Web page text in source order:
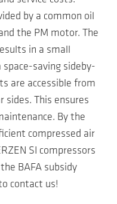
by a common oil
the PM motor. The
in a small
saving sideby-
are accessible from
sides. This ensures
By the
compressed air
SI compressors
BAFA subsidy
contact us!